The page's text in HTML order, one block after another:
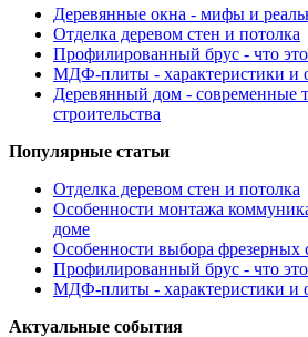
Деревянные окна - мифы и
Отделка деревом стен и потолка
Профилированный брус - что это
МДФ-плиты - характеристики и
Деревянный дом - современные
строительства
Популярные статьи
Отделка деревом стен и потолка
Особенности монтажа
доме
Особенности выбора фрезерных
Профилированный брус - что это
МДФ-плиты - характеристики и
Актуальные события